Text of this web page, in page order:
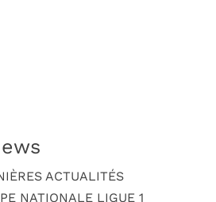
ACTUALITÉS
NATIONALE LIGUE 1